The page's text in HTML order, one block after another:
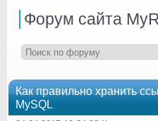
Форум сайта
Как правильно хранить
MySQL